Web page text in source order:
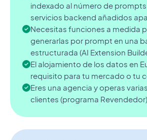
indexado al número de prompts
servicios backend añadidos
Necesitas funciones a medida
generarlas por prompt en una
estructurada (AI Extension
El alojamiento de los datos en
requisito para tu mercado o tu
Eres una agencia y operas
clientes (programa Revendedor)